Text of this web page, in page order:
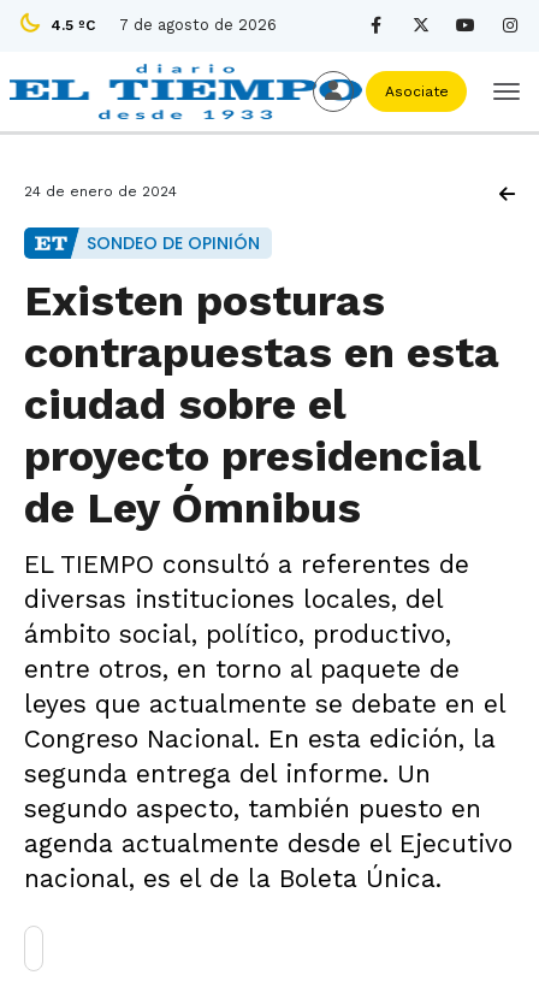
4.5 ºC 7 de agosto de 2026
Asociate
24 de enero de 2024
SONDEO DE OPINIÓN
Existen posturas
contrapuestas en esta
ciudad sobre el
proyecto presidencial
de Ley Ómnibus
EL TIEMPO consultó a referentes de
diversas instituciones locales, del
ámbito social, político, productivo,
entre otros, en torno al paquete de
leyes que actualmente se debate en el
Congreso Nacional. En esta edición, la
segunda entrega del informe. Un
segundo aspecto, también puesto en
agenda actualmente desde el Ejecutivo
nacional, es el de la Boleta Única.